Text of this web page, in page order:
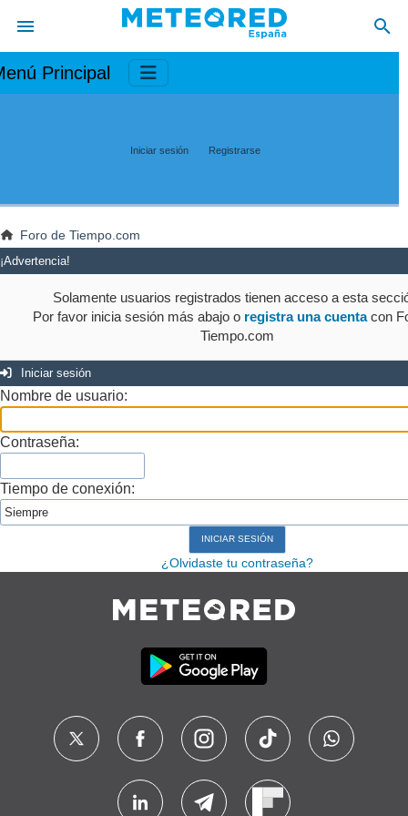
Principal
Iniciar sesión Registrarse
Foro de Tiempo.com
¡Advertencia!
Solamente usuarios registrados tienen acceso a esta
Por favor inicia sesión más abajo o registra una cuentacon
Tiempo.com
Iniciar sesión
Nombre de usuario:
Contraseña:
Tiempo de conexión:
¿Olvidaste tu contraseña?